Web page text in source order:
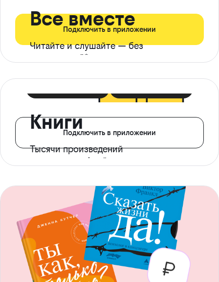
Все вместе
Читайте и слушайте — без
ограничений*
Подключить в приложении
Книги
Тысячи произведений
с доступом офлайн
Подключить в приложении